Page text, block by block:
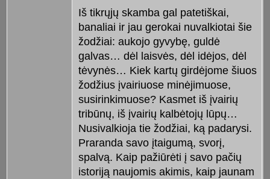
Iš tikrųjų skamba gal patetiškai,
banaliai ir jau gerokai nuvalkiotai šie
žodžiai: aukojo gyvybę, guldė
galvas… dėl laisvės, dėl idėjos, dėl
tėvynės… Kiek kartų girdėjome šiuos
žodžius įvairiuose minėjimuose,
susirinkimuose? Kasmet iš įvairių
tribūnų, iš įvairių kalbėtojų lūpų…
Nusivalkioja tie žodžiai, ką padarysi.
Praranda savo įtaigumą, svorį,
spalvą. Kaip pažiūrėti į savo pačių
istoriją naujomis akimis, kaip jaunam